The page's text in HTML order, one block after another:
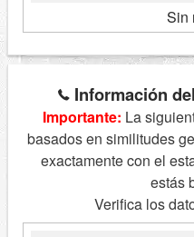
Sin
Información
Importante: La
basados en similitudes
exactamente con el
estás
Verifica los